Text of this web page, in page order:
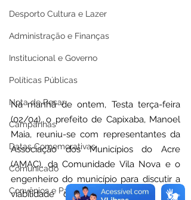
Desporto Cultura e Lazer
Administração e Finanças
Institucional e Governo
Políticas Públicas
Nota de Pesar
Campanhas
Datas Comemorativas
Comunicado
Convênios e Parcerias
Na manhã de ontem, Testa terça-feira
(02/04), o prefeito de Capixaba, Manoel
Maia, reuniu-se com representantes da
Associação dos Municípios do Acre
(AMAC), da Comunidade Vila Nova e o
engenheiro do município para discutir a
viabilidade de abrir um ramal que